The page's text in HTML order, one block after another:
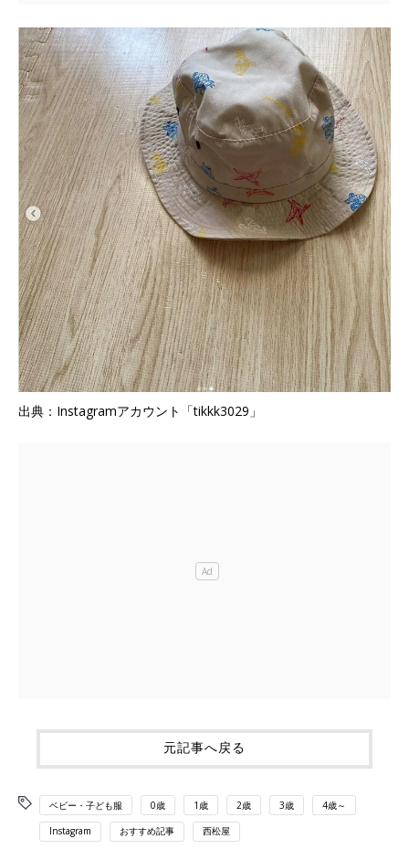
出典：Instagramアカウント「tikkk3029」
元記事へ戻る
ベビー・子ども服 0歳 1歳 2歳 3歳 4歳～
Instagram おすすめ記事 西松屋